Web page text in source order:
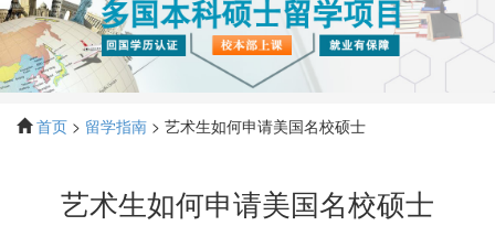
际
本
科
首页 > 留学指南 > 艺术生如何申请美国名校硕士
艺术生如何申请美国名校硕士